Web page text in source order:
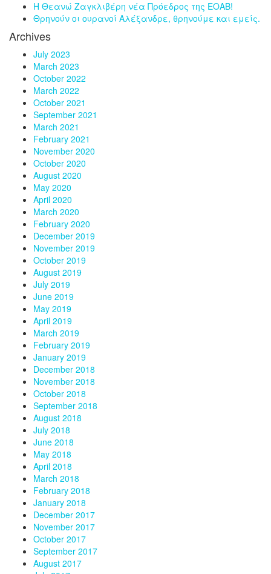
Η Θεανώ Ζαγκλιβέρη νέα Πρόεδρος της ΕΟΑΒ!
Θρηνούν οι ουρανοί Αλέξανδρε, θρηνούμε και εμείς.
Archives
July 2023
March 2023
October 2022
March 2022
October 2021
September 2021
March 2021
February 2021
November 2020
October 2020
August 2020
May 2020
April 2020
March 2020
February 2020
December 2019
November 2019
October 2019
August 2019
July 2019
June 2019
May 2019
April 2019
March 2019
February 2019
January 2019
December 2018
November 2018
October 2018
September 2018
August 2018
July 2018
June 2018
May 2018
April 2018
March 2018
February 2018
January 2018
December 2017
November 2017
October 2017
September 2017
August 2017